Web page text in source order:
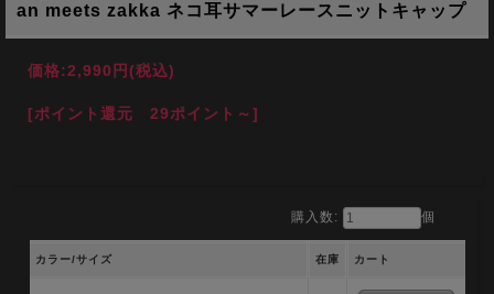
an meets zakka ネコ耳サマーレースニットキャップ
価格:2,990円(税込)
[ポイント還元 29ポイント～]
購入数: 個
カラー/サイズ 在庫 カート